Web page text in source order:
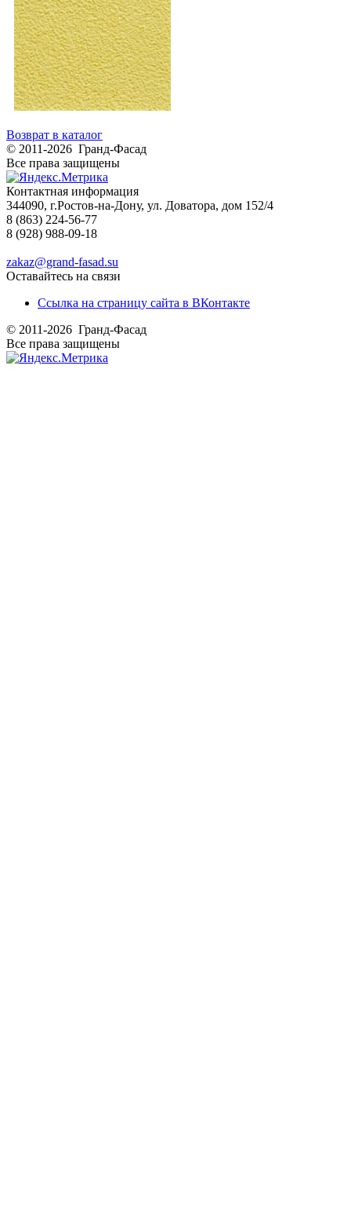
Возврат в каталог
© 2011-2026 Гранд-Фасад
Все права защищены
Контактная информация
344090, г.Ростов-на-Дону, ул. Доватора, дом 152/4
8 (863) 224-56-77
8 (928) 988-09-18
zakaz@grand-fasad.su
Оставайтесь на связи
Ссылка на страницу сайта в ВКонтакте
© 2011-2026 Гранд-Фасад
Все права защищены